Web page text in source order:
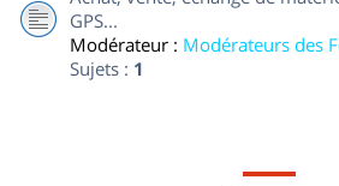
GPS...
Modérateur : Modérateurs des
Sujets : 1